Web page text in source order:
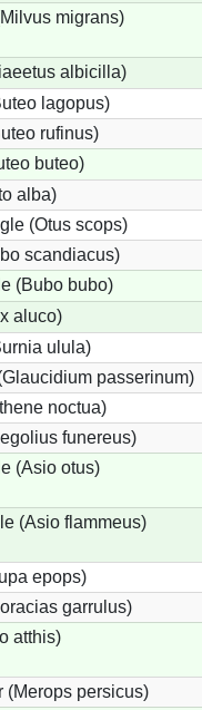
migrans)
albicilla)
lagopus)
rufinus)
buteo)
alba)
(Otus scops)
scandiacus)
(Bubo bubo)
aluco)
ulula)
passerinum)
noctua)
funereus)
(Asio otus)
(Asio flammeus)
epops)
garrulus)
atthis)
persicus)